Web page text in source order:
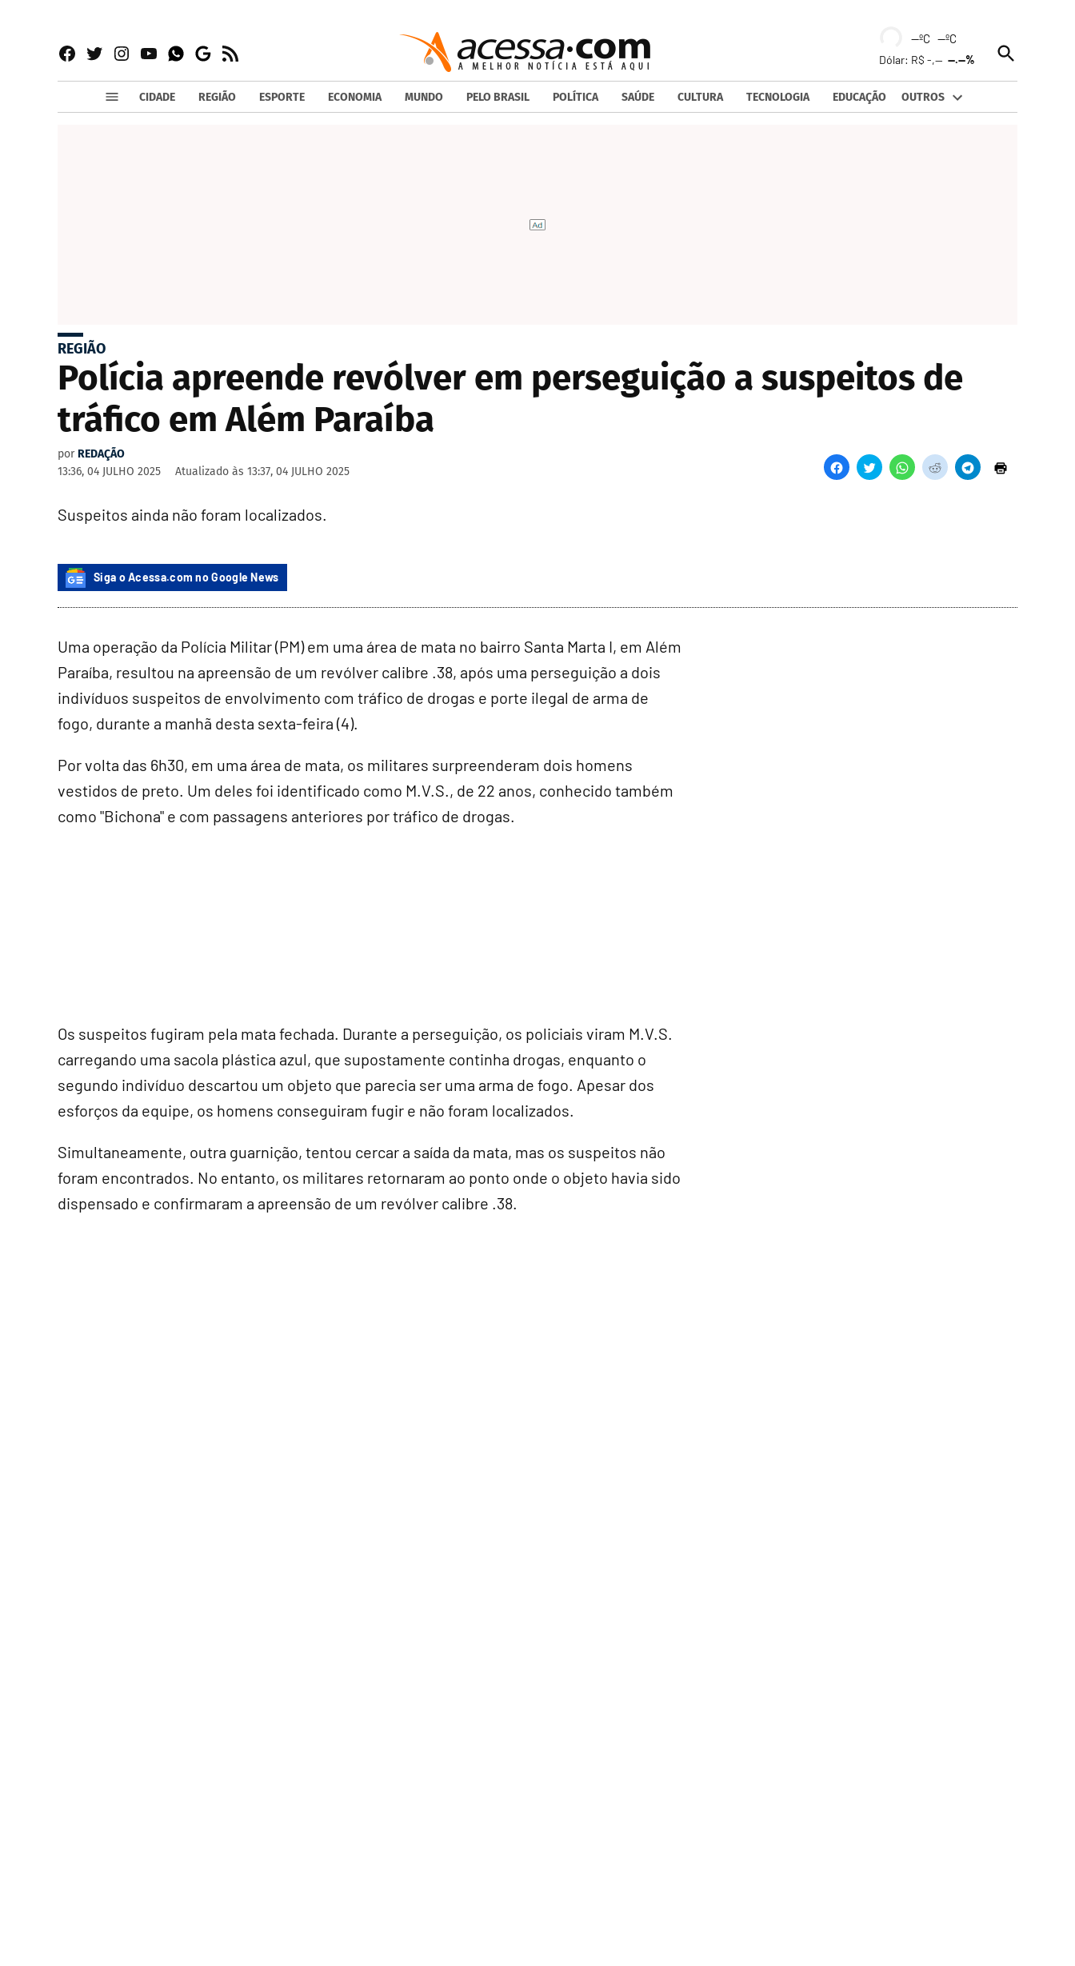
Facebook
TwitterInstagram
YouTubeWhatsapp
Google
News
RSS
--ºC --ºC
Dólar: R$ -,----.--%
Open
Search
CIDADE REGIÃO ESPORTE ECONOMIA MUNDO PELO BRASIL POLÍTICA SAÚDE CULTURA TECNOLOGIA EDUCAÇÃO OUTROS
REGIÃO
Polícia apreende revólver em perseguição a suspeitos de
tráfico em Além Paraíba
por REDAÇÃO
13:36, 04 JULHO 2025
Atualizado às 13:37, 04 JULHO 2025
Suspeitos ainda não foram localizados.
Siga o Acessa.com no Google News
Uma operação da Polícia Militar (PM) em uma área de mata no bairro Santa Marta I, em Além
Paraíba, resultou na apreensão de um revólver calibre .38, após uma perseguição a dois
indivíduos suspeitos de envolvimento com tráfico de drogas e porte ilegal de arma de
fogo, durante a manhã desta sexta-feira (4).
Por volta das 6h30, em uma área de mata, os militares surpreenderam dois homens
vestidos de preto. Um deles foi identificado como M.V.S., de 22 anos, conhecido também
como "Bichona" e com passagens anteriores por tráfico de drogas.
Os suspeitos fugiram pela mata fechada. Durante a perseguição, os policiais viram M.V.S.
carregando uma sacola plástica azul, que supostamente continha drogas, enquanto o
segundo indivíduo descartou um objeto que parecia ser uma arma de fogo. Apesar dos
esforços da equipe, os homens conseguiram fugir e não foram localizados.
Simultaneamente, outra guarnição, tentou cercar a saída da mata, mas os suspeitos não
foram encontrados. No entanto, os militares retornaram ao ponto onde o objeto havia sido
dispensado e confirmaram a apreensão de um revólver calibre .38.